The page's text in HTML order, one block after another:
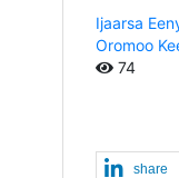
Ijaarsa
Oromoo
74
share